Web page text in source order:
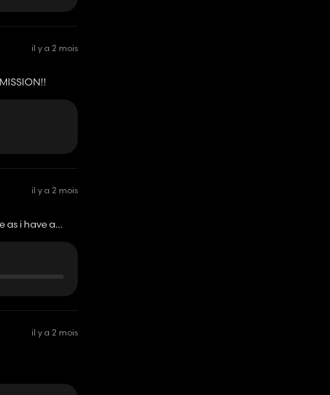
il y a 2 mois
il y a 2 mois
as i have a
il y a 2 mois